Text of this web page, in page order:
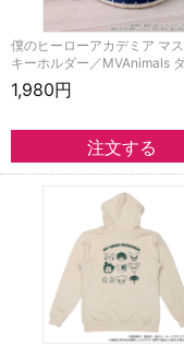
僕のヒーローアカデミア マ
キーホルダー／MVAnimals
1,980円